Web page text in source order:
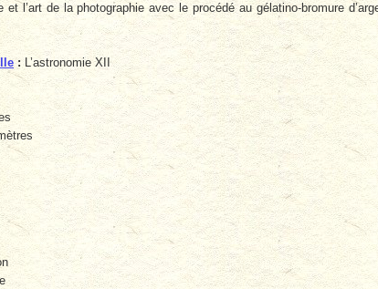
l’art de la photographie avec le procédé au gélatino-bromure
: L’astronomie XII